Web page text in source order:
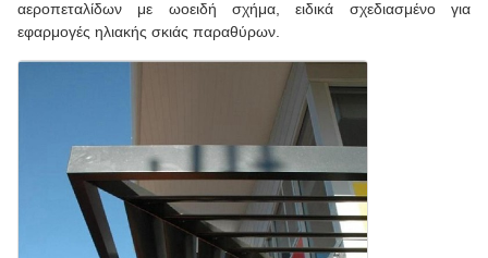
αεροπεταλίδων με ωοειδή σχήμα, ειδικά σχεδιασμένο για
εφαρμογές ηλιακής σκιάς παραθύρων.